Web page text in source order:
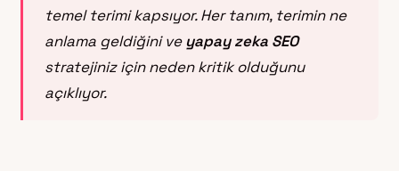
temel terimi kapsıyor. Her tanım, terimin ne
anlama geldiğini veyapay zeka SEO
stratejiniz için neden kritik olduğunu
açıklıyor.